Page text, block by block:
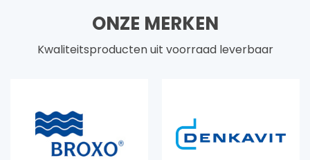
ONZE MERKEN
Kwaliteitsproducten uit voorraad leverbaar